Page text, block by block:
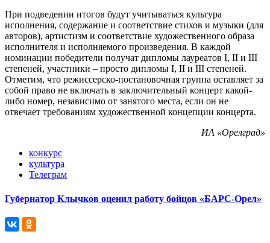
При подведении итогов будут учитываться культура
исполнения, содержание и соответствие стихов и музыки (для
авторов), артистизм и соответствие художественного образа
исполнителя и исполняемого произведения. В каждой
номинации победители получат дипломы лауреатов I, II и III
степеней, участники – просто дипломы I, II и III степеней.
Отметим, что режиссерско-постановочная группа оставляет за
собой право не включать в заключительный концерт какой-
либо номер, независимо от занятого места, если он не
отвечает требованиям художественной концепции концерта.
ИА «Орелград»
конкурс
культура
Телеграм
Губернатор Клычков оценил работу бойцов «БАРС-Орел»